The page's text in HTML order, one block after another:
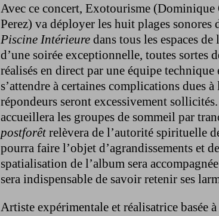
Avec ce concert, Exotourisme
Perez) va déployer les huit plages sonores
Piscine Intérieure dans tous les espaces
d’une soirée exceptionnelle, toutes sortes
réalisés en direct par une équipe
s’attendre à certaines complications dues
répondeurs seront excessivement
accueillera les groupes de sommeil par
postforêtrelèvera de l’autorité spirituelle
pourra faire l’objet d’agrandissements et
spatialisation de l’album sera
sera indispensable de savoir retenir ses
Artiste expérimentale et réalisatrice basée